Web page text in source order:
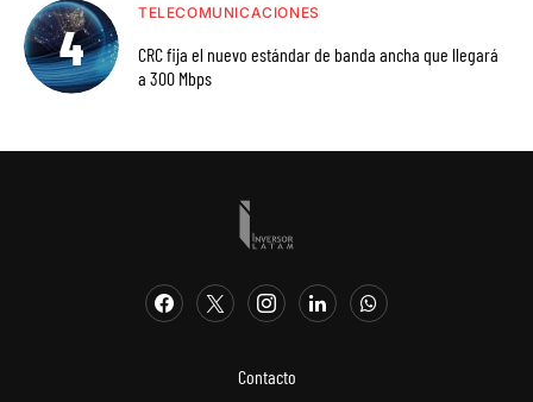
TELECOMUNICACIONES
CRC fija el nuevo estándar de banda ancha que llegará
a 300 Mbps
Contacto